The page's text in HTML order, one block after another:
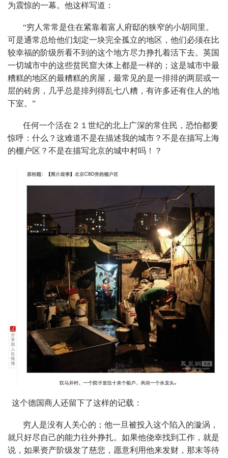
为震惊的一幕。他这样写道：
“穷人常常是住在紧靠着富人府邸的狭窄的小胡同里。
可是通常总给他们划定一块完全孤立的地区，他们必须在比
较幸福的阶级所看不到的这个地方尽力挣扎着活下去。英国
一切城市中的这些贫民窟大体上都是一样的；这是城市中最
糟糕的地区的最糟糕的房屋，最常见的是一排排的两层或一
层的砖房，几乎总是排列得乱七八糟，有许多还有住人的地
下室。”
任何一个活在２１世纪的北上广深的常住民，恐怕都要
惊呼：什么？这难道不是在描述我的城市？不是在描写上海
的棚户区？不是在描写北京的城中村吗！？
这个德国商人还留下了这样的记载：
穷人是没有人关心的；他一旦被投入这个陷入的漩涡，
就只好尽自己的能力往外挣扎。如果他侥幸找到工作，就是
说，如果资产阶级发了慈悲，愿意利用他来发财，那末等待